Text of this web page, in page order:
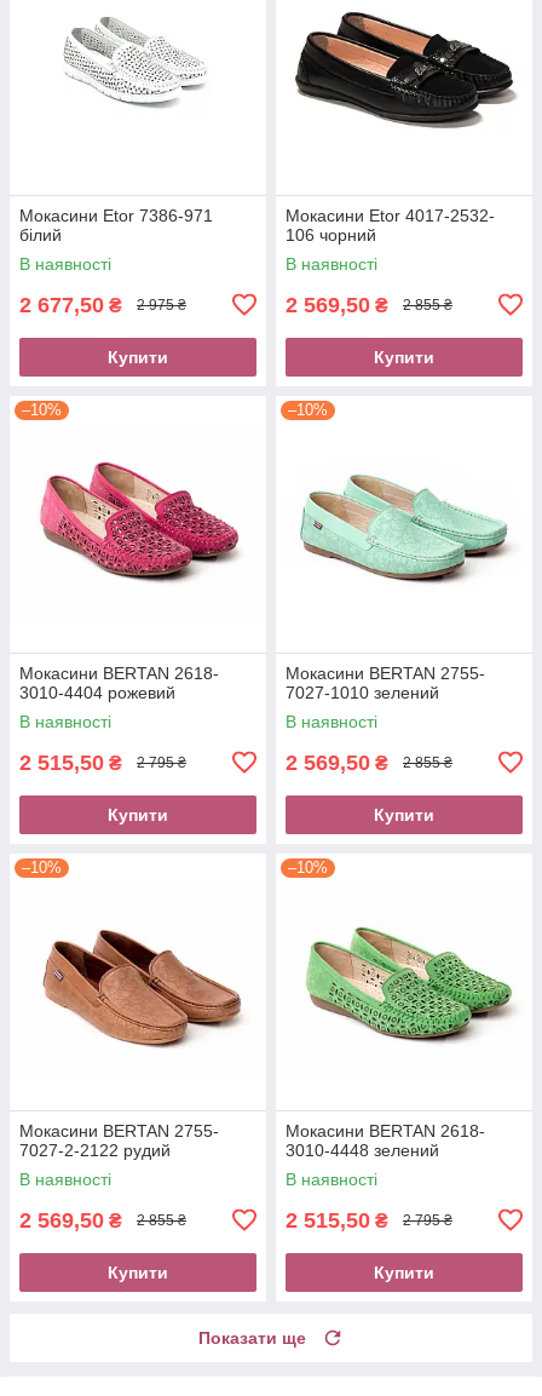
Мокасини Etor 7386-971
білий
В наявності
2 677,50 ₴ 2 975 ₴
Купити
Мокасини Etor 4017-2532-
106 чорний
В наявності
2 569,50 ₴ 2 855 ₴
Купити
–10%
Мокасини BERTAN 2618-
3010-4404 рожевий
В наявності
2 515,50 ₴ 2 795 ₴
Купити
–10%
Мокасини BERTAN 2755-
7027-1010 зелений
В наявності
2 569,50 ₴ 2 855 ₴
Купити
–10%
Мокасини BERTAN 2755-
7027-2-2122 рудий
В наявності
2 569,50 ₴ 2 855 ₴
Купити
–10%
Мокасини BERTAN 2618-
3010-4448 зелений
В наявності
2 515,50 ₴ 2 795 ₴
Купити
Показати ще